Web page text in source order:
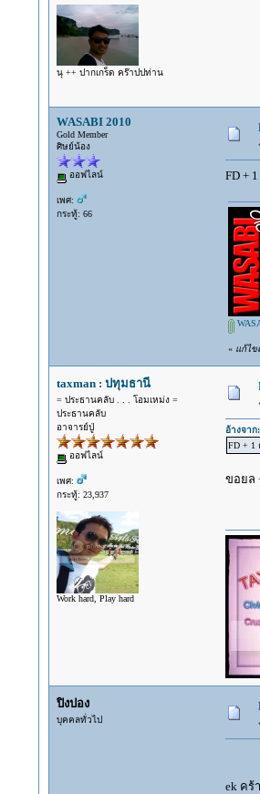
นุ ++ ปากเกร็ด คร๊าปปท่าน
WASABI 2010
Gold Member
ศิษย์น้อง
ออฟไลน์
เพศ:
กระทู้: 66
FD +
« แก้ไข
taxman : ปทุมธานี
= ประธานคลับ . . . โอมเหม่ง =
ประธานคลับ
อาจารย์ปู่
ออฟไลน์
เพศ:
กระทู้: 23,937
Work hard, Play hard
อ้างจาก
FD + 1
ขอยล
ปิงปอง
บุคคลทั่วไป
ek คร้